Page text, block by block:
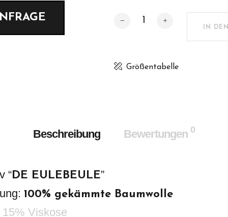
DE EULEBEULE Long-T
IN
Größentabelle
Beschreibung Bewertungen 0
“DE EULEBEULE”
100% gekämmte Baumwolle
Viskose